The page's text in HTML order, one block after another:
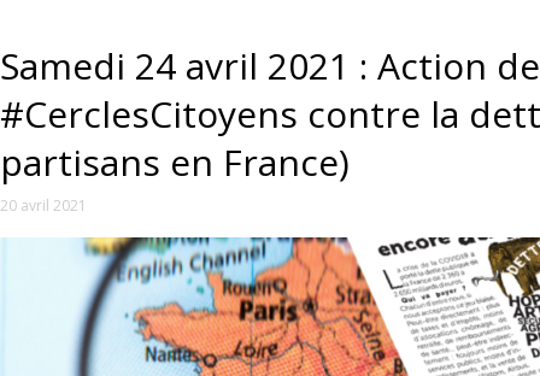
Samedi 24 avril 2021 : Action
#CerclesCitoyens contre la
partisans en France)
20 avril 2021